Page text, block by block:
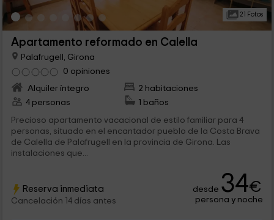
21 Fotos
Apartamento reformado en Calella
Palafrugell, Girona
0 opiniones
Alquiler íntegro
2 habitaciones
4 personas
1 baños
Precioso apartamento vacacional de estilo familiar para 4
personas, situado en el encantador pueblo de la Costa Brava
de Calella de Palafrugell en la provincia de Girona. Las
instalaciones que...
Reserva inmediata
Cancelación 14 días antes
desde 34€
persona y noche